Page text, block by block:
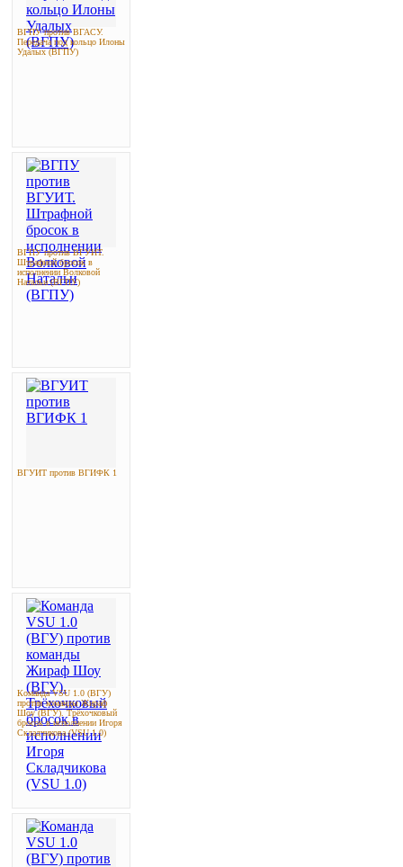
ВГПУ против ВГАСУ.
Передача под кольцо Илоны
Удалых (ВГПУ)
ВГПУ против ВГУИТ.
Штрафной бросок в
исполнении Волковой
Натальи (ВГПУ)
ВГУИТ против ВГИФК 1
Команда VSU 1.0 (ВГУ)
против команды Жираф
Шоу (ВГУ). Трёхочковый
бросок в исполнении Игоря
Складчикова (VSU 1.0)